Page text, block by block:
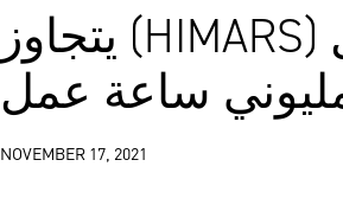
نظام المدفعية الصاروخية المتنقل (HIMARS) يتجاوز
ساعة عمل
NOVEMBER 17, 2021